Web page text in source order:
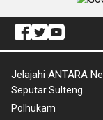
Jelajahi ANTARA
Seputar Sulteng
Polhukam